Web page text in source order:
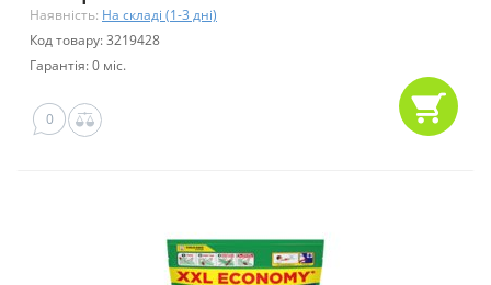
Наявність: На складі (1-3 дні)
Код товару: 3219428
Гарантія: 0 міс.
0